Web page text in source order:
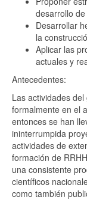
desarrollo
Desarrollar
la
Aplicar las
actuales y
Antecedentes:
Las actividades
formalmente en el
entonces se han
ininterrumpida
actividades de
formación de
una consistente
científicos
como también